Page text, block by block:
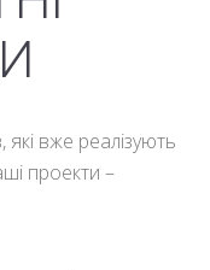
вже реалізують
проекти –